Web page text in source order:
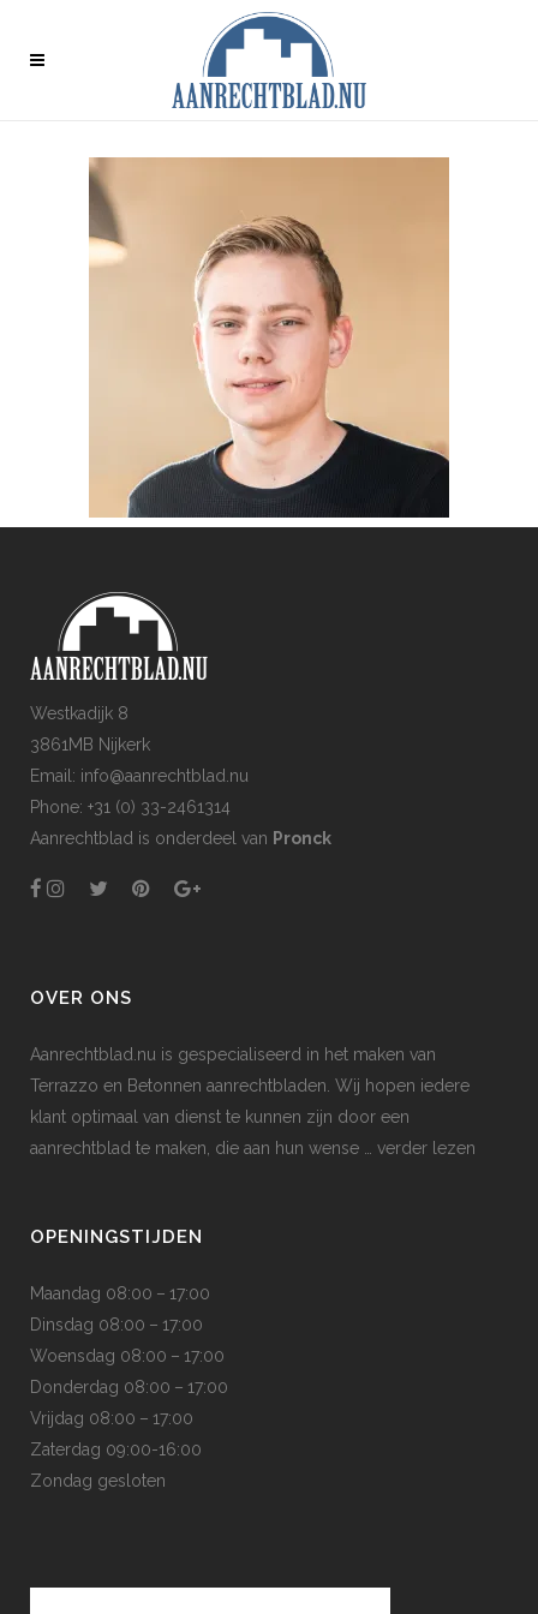
Westkadijk 8
3861MB Nijkerk
Email: info@aanrechtblad.nu
Phone: +31 (0) 33-2461314
Aanrechtblad is onderdeel van Pronck
OVER ONS
Aanrechtblad.nu is gespecialiseerd in het maken van
Terrazzo en Betonnen aanrechtbladen. Wij hopen iedere
klant optimaal van dienst te kunnen zijn door een
aanrechtblad te maken, die aan hun wense … verder lezen
OPENINGSTIJDEN
Maandag 08:00 – 17:00
Dinsdag 08:00 – 17:00
Woensdag 08:00 – 17:00
Donderdag 08:00 – 17:00
Vrijdag 08:00 – 17:00
Zaterdag 09:00-16:00
Zondag gesloten